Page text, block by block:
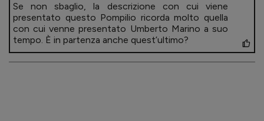
Se non sbaglio, la descrizione con cui viene
presentato questo Pompilio ricorda molto quella
con cui venne presentato Umberto Marino a suo
tempo. È in partenza anche quest’ultimo?